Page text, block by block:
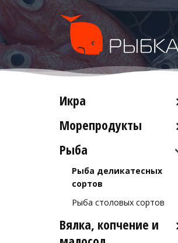
Икра
Красная икра
Морепродукты
Кальмары
Осьминоги
Крабы
Креветки
Лобстеры / Омары
Мидии
Рыба
Рыба деликатесных
сортов
Рыба столовых сортов
Вялка, копчение и